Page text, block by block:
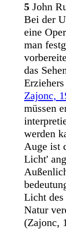
5 John
Bei der
eine
man
das
Zajonc,
müssen
werden
Auge ist
Licht'
Licht
Natur
(Zajonc,